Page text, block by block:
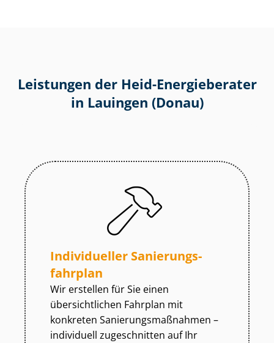
Leistungen der Heid-Energieberater
in Lauingen (Donau)
Individueller Sa­nie­rungs­
fahr­plan
Wir erstellen für Sie einen
übersichtlichen Fahrplan mit
konkreten Sa­nie­rungs­maß­nah­men –
individuell zugeschnitten auf Ihr